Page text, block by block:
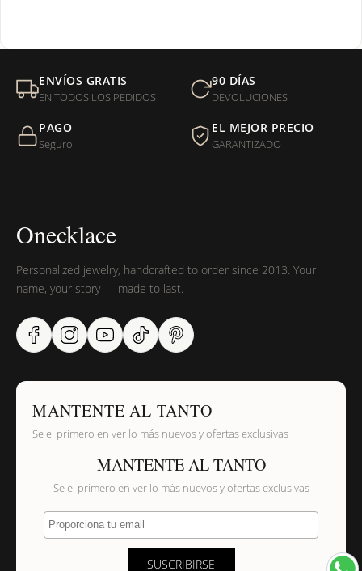
Mi orden fue devuelta por USPS, ¿qué hago para que sea
entregada?
¿Sus productos son libres de níquel?
ENVÍOS GRATIS
EN TODOS LOS PEDIDOS
90 DÍAS
DEVOLUCIONES
PAGO
Seguro
EL MEJOR PRECIO
GARANTIZADO
Onecklace
Personalized jewelry, handcrafted to order since 2013. Your
name, your story — made to last.
MANTENTE AL TANTO
Se el primero en ver lo más nuevos y ofertas exclusivas
MANTENTE AL TANTO
Se el primero en ver lo más nuevos y ofertas exclusivas
Proporciona tu email
SUSCRIBIRSE